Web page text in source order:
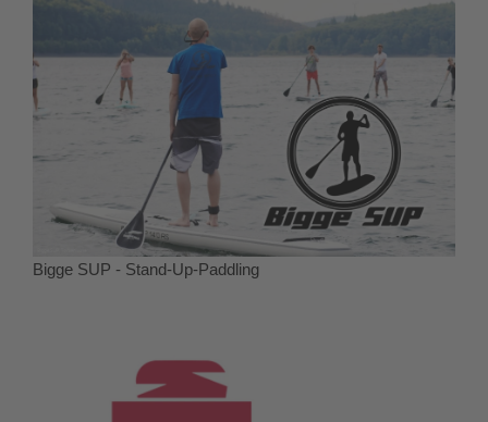
Bigge SUP - Stand-Up-Paddling